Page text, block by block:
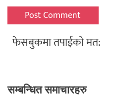
फेसबुकमा तपाईको मत:
सम्बन्धित समाचारहरु